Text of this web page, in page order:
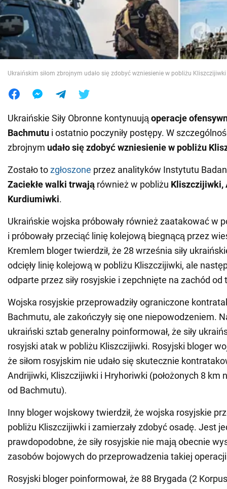
Wojna na Ukrainie
Świat
Jedzenie
Ukraińskim siłom zbrojnym udało się zdobyć wzniesienie w pobliżu Kliszczijiwki
Ukraińskie Siły Obronne kontynuująoperacje
Bachmutu i ostatnio poczyniły postępy. W
zbrojnym udało się zdobyć wzniesienie w pobliżu
Zostało tozgłoszone przez analityków Instytutu
Zaciekłe walki trwają również w pobliżu Kliszczijiwki,
Kurdiumiwki.
Ukraińskie wojska próbowały również zaatakować w
i próbowały przeciąć linię kolejową biegnącą przez
Kremlem bloger twierdził, że 28 września siły
odcięły linię kolejową w pobliżu Kliszczijiwki, ale
odparte przez siły rosyjskie i zepchnięte na zachód od
Wojska rosyjskie przeprowadziły ograniczone
Bachmutu, ale zakończyły się one niepowodzeniem.
ukraiński sztab generalny poinformował, że siły
rosyjski atak w pobliżu Kliszczijiwki. Rosyjski bloger
że siłom rosyjskim nie udało się skutecznie
Andrijiwki, Kliszczijiwki i Hryhoriwki (położonych 8 km
od Bachmutu).
Inny bloger wojskowy twierdził, że wojska rosyjskie
pobliżu Kliszczijiwki i zamierzały zdobyć osadę. Jest
prawdopodobne, że siły rosyjskie nie mają obecnie
zasobów bojowych do przeprowadzenia takiej
Rosyjski bloger poinformował, że 88 Brygada (2